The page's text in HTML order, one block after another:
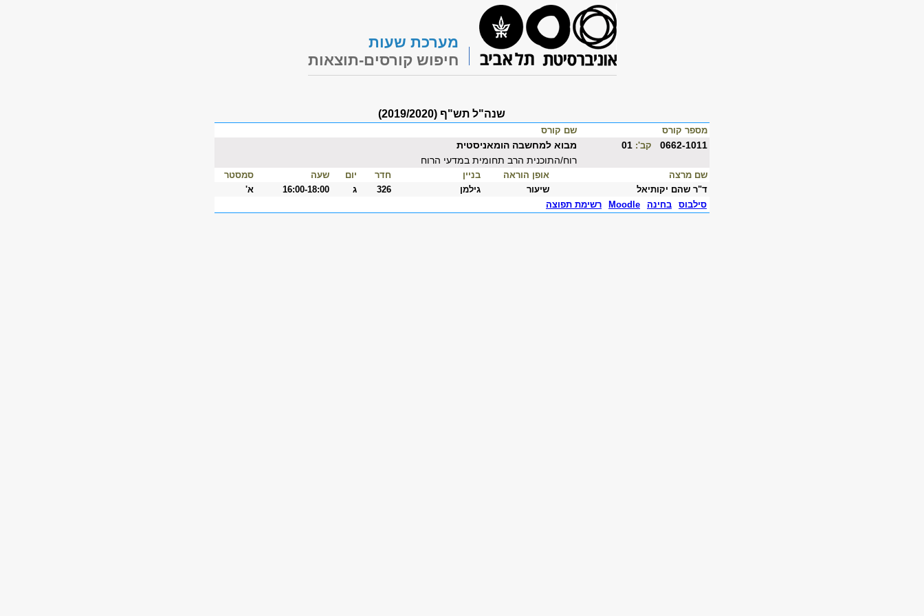
מערכת שעות
חיפוש קורסים-תוצאות
שנה"ל תש"ף (2019/2020)
מספר קורס שם קורס
0662-1011 קב':
מבוא למחשבה הומאניסטית
רוח/התוכנית הרב תחומית במדעי הרוח
שם מרצה אופן הוראה בניין חדר יום שעה
סמסטר
ד"ר שהם יקותיאל
שיעור גילמן 326 ג 16:00-18:00
א'
סילבוס
בחינה Moodle רשימת תפוצה